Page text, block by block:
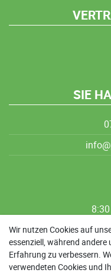
SIE
8:30
Sa:
Wir nutzen Cookies auf
essenziell, während andere
Erfahrung zu verbessern.
verwendeten Cookies und